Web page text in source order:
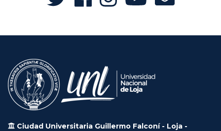
Ciudad Universitaria Guillermo Falconí - Loja -